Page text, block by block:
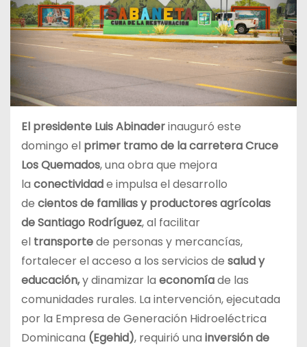
El presidente Luis Abinaderinauguró este
domingo el primer tramo de la carretera Cruce
Los Quemados, una obra que mejora
la conectividade impulsa el desarrollo
de cientos de familias y productores agrícolas
de Santiago Rodríguez, al facilitar
el transportede personas y mercancías,
fortalecer el acceso a los servicios de salud y
educación,y dinamizar la economíade las
comunidades rurales. La intervención, ejecutada
por la Empresa de Generación Hidroeléctrica
Dominicana (Egehid), requirió una inversión de